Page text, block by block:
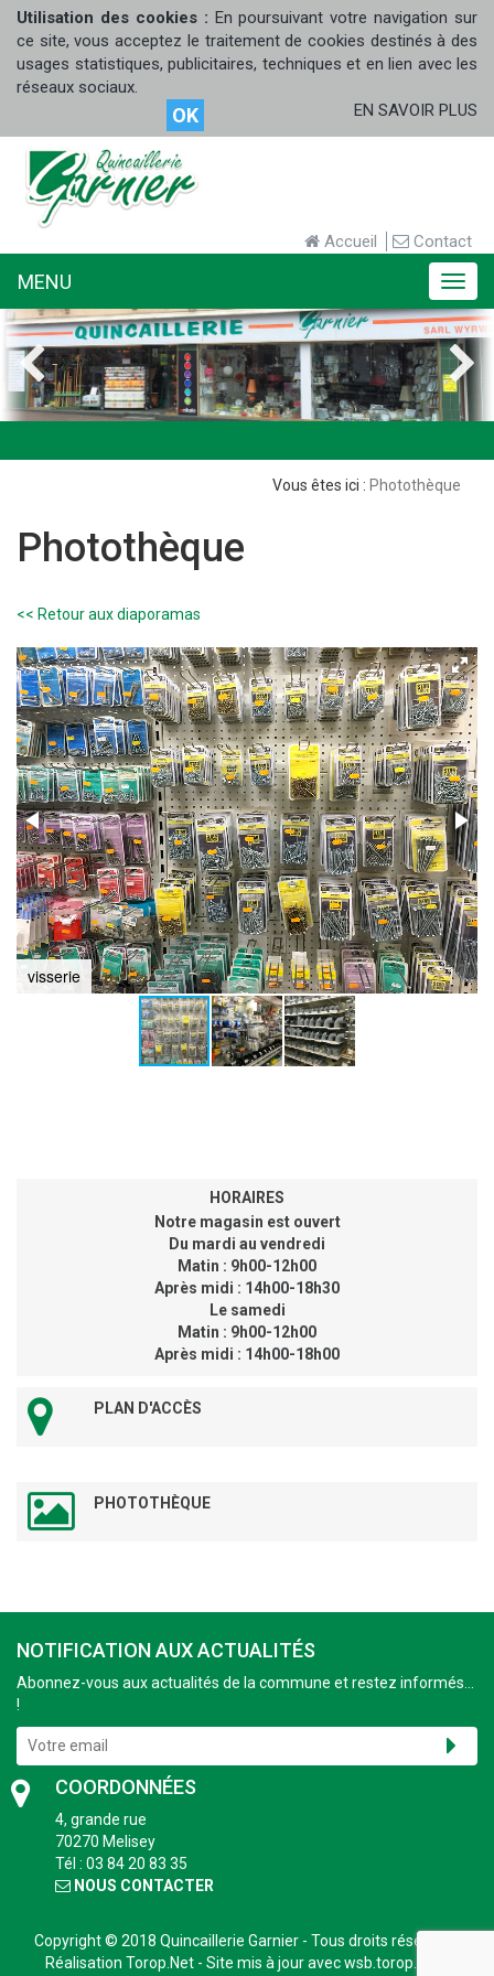
Utilisation des cookies : En poursuivant votre navigation sur
ce site, vous acceptez le traitement de cookies destinés à des
usages statistiques, publicitaires, techniques et en lien avec les
réseaux sociaux.
OK EN SAVOIR PLUS
Accueil Contact
MENU
MENU
Photothèque
Photothèque
<< Retour aux diaporamas
visserie
HORAIRES
Notre magasin est ouvert
Du mardi au vendredi
Matin : 9h00-12h00
Après midi : 14h00-18h30
Le samedi
Matin : 9h00-12h00
Après midi : 14h00-18h00
PLAN D'ACCÈS
PHOTOTHÈQUE
NOTIFICATION AUX ACTUALITÉS
Abonnez-vous aux actualités de la commune et restez informés...
!
COORDONNÉES
4, grande rue
70270 Melisey
Tél : 03 84 20 83 35
NOUS CONTACTER
Copyright © 2018 Quincaillerie Garnier- Tous droits réservés -
Réalisation Torop.Net - Site mis à jour avecwsb.torop.net